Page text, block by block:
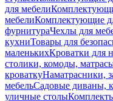
для мебели
мебелиКомплектующие
фурнитураЧехлы для
кухниТовары для
маленькихКроватки для
столики, комоды,
кроваткуНаматрасники,
мебельСадовые диваны,
уличные столы